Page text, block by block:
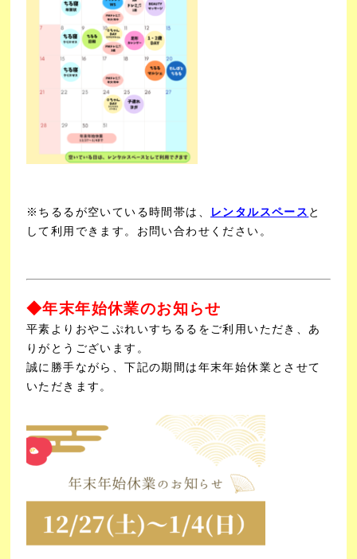
※ちるるが空いている時間帯は、 レンタルスペース と
して利用できます。お問い合わせください。
◆年末年始休業のお知らせ
平素よりおやこぷれいすちるるをご利用いただき、あ
りがとうございます。
誠に勝手ながら、下記の期間は年末年始休業とさせて
いただきます。